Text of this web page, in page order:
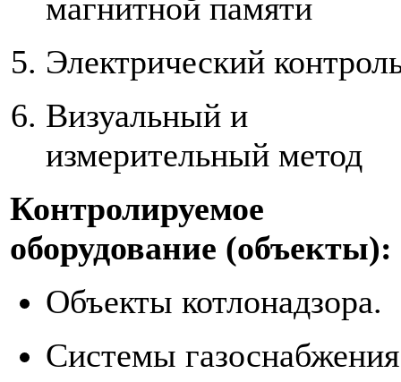
магнитной памяти
Электрический
Визуальный и
измерительный метод
Контролируемое
оборудование (объекты):
Объекты котлонадзора.
Системы газоснабжения